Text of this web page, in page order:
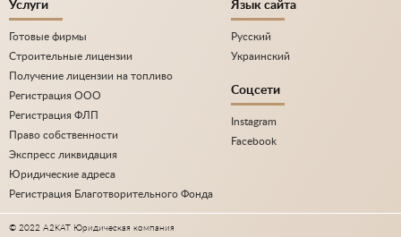
Услуги
Готовые фирмы
Строительные лицензии
Получение лицензии на топливо
Регистрация ООО
Регистрация ФЛП
Право собственности
Экспресс ликвидация
Юридические адреса
Регистрация Благотворительного Фонда
Язык сайта
Русский
Украинский
Соцсети
Instagram
Facebook
© 2022 A2KAT Юридическая компания